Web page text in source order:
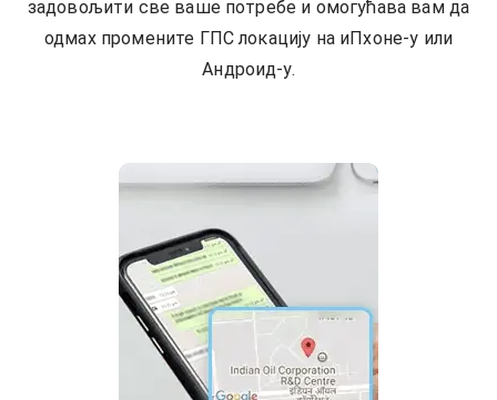
задовољити све ваше потребе и омогућава вам да
одмах промените ГПС локацију на иПхоне-у или
Андроид-у.